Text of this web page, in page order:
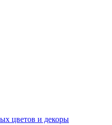
цветов и декоры